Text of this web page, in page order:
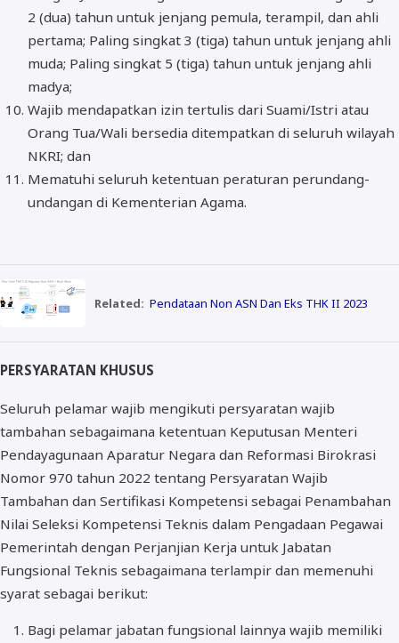
2 (dua) tahun untuk jenjang pemula, terampil, dan ahli
pertama; Paling singkat 3 (tiga) tahun untuk jenjang ahli
muda; Paling singkat 5 (tiga) tahun untuk jenjang ahli
madya;
Wajib mendapatkan izin tertulis dari Suami/Istri atau
Orang Tua/Wali bersedia ditempatkan di seluruh wilayah
NKRI; dan
Mematuhi seluruh ketentuan peraturan perundang-
undangan di Kementerian Agama.
Related: Pendataan Non ASN Dan Eks THK II 2023
PERSYARATAN KHUSUS
Seluruh pelamar wajib mengikuti persyaratan wajib
tambahan sebagaimana ketentuan Keputusan Menteri
Pendayagunaan Aparatur Negara dan Reformasi Birokrasi
Nomor 970 tahun 2022 tentang Persyaratan Wajib
Tambahan dan Sertifikasi Kompetensi sebagai Penambahan
Nilai Seleksi Kompetensi Teknis dalam Pengadaan Pegawai
Pemerintah dengan Perjanjian Kerja untuk Jabatan
Fungsional Teknis sebagaimana terlampir dan memenuhi
syarat sebagai berikut:
Bagi pelamar jabatan fungsional lainnya wajib memiliki